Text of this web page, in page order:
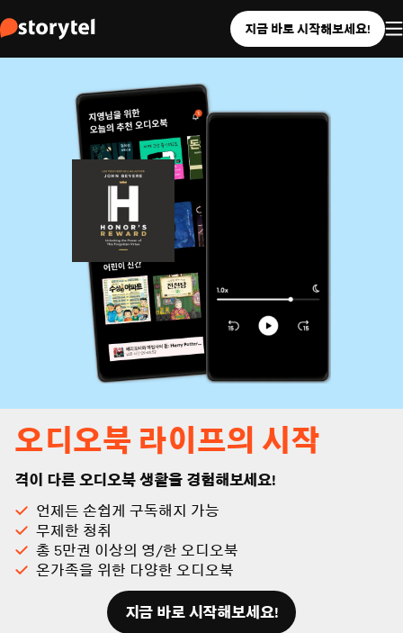
지금 바로 시작해보세요!
오디오북 라이프의 시작
격이 다른 오디오북 생활을 경험해보세요!
언제든 손쉽게 구독해지 가능
무제한 청취
총 5만권 이상의 영/한 오디오북
온가족을 위한 다양한 오디오북
지금 바로 시작해보세요!